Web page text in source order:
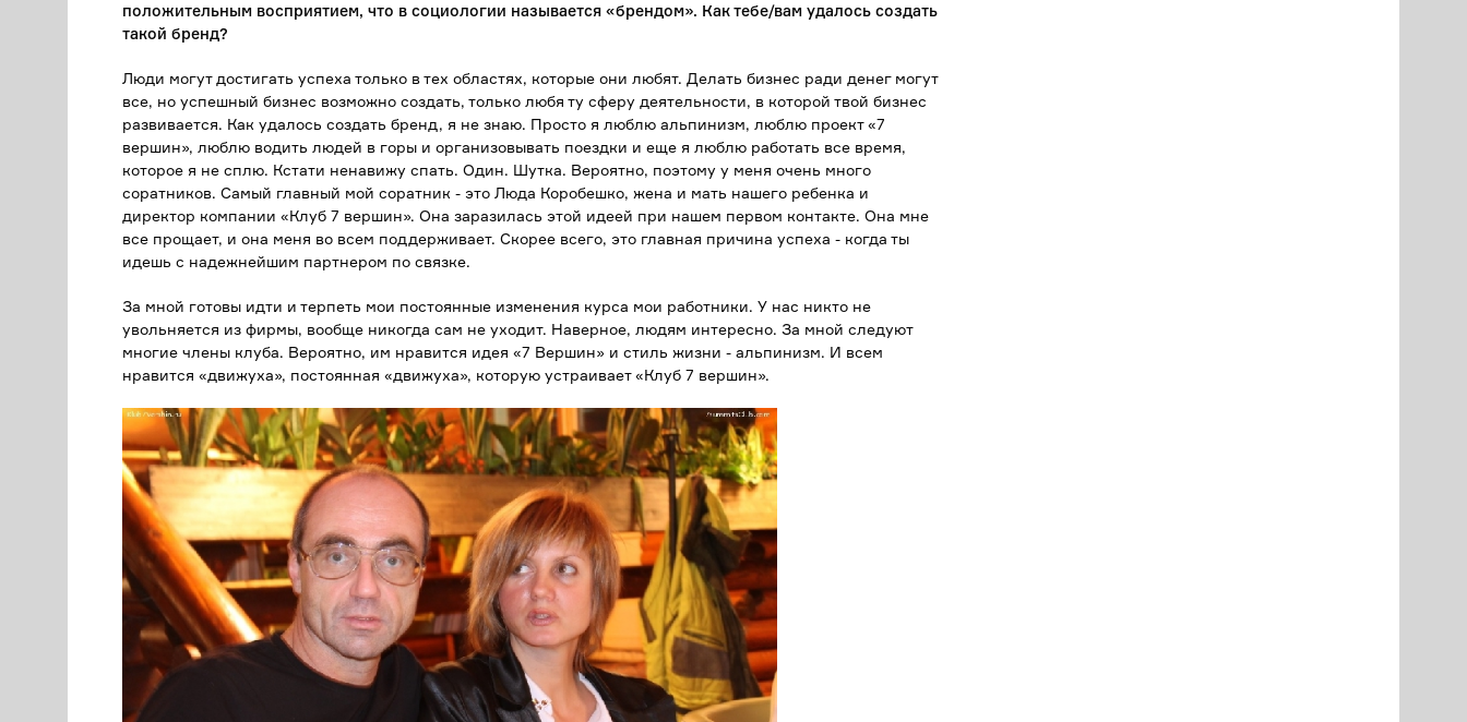
положительным восприятием, что в социологии называется «брендом». Как тебе/вам удалось создать
такой бренд?
Люди могут достигать успеха только в тех областях, которые они любят. Делать бизнес ради денег могут
все, но успешный бизнес возможно создать, только любя ту сферу деятельности, в которой твой бизнес
развивается. Как удалось создать бренд, я не знаю. Просто я люблю альпинизм, люблю проект «7
вершин», люблю водить людей в горы и организовывать поездки и еще я люблю работать все время,
которое я не сплю. Кстати ненавижу спать. Один. Шутка. Вероятно, поэтому у меня очень много
соратников. Самый главный мой соратник - это Люда Коробешко, жена и мать нашего ребенка и
директор компании «Клуб 7 вершин». Она заразилась этой идеей при нашем первом контакте. Она мне
все прощает, и она меня во всем поддерживает. Скорее всего, это главная причина успеха - когда ты
идешь с надежнейшим партнером по связке.
За мной готовы идти и терпеть мои постоянные изменения курса мои работники. У нас никто не
увольняется из фирмы, вообще никогда сам не уходит. Наверное, людям интересно. За мной следуют
многие члены клуба. Вероятно, им нравится идея «7 Вершин» и стиль жизни - альпинизм. И всем
нравится «движуха», постоянная «движуха», которую устраивает «Клуб 7 вершин».